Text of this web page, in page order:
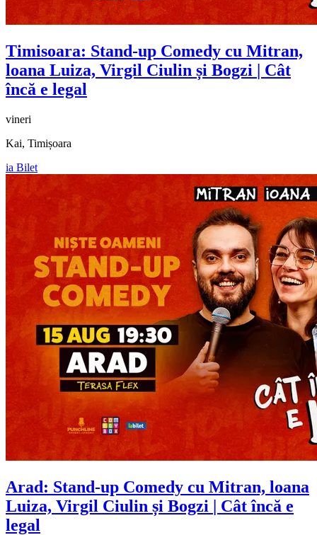
Timisoara: Stand-up Comedy cu Mitran,
loana Luiza, Virgil Ciulin și Bogzi | Cât
încă e legal
vineri
Kai, Timișoara
ia Bilet
Arad: Stand-up Comedy cu Mitran, loana
Luiza, Virgil Ciulin și Bogzi | Cât încă e
legal